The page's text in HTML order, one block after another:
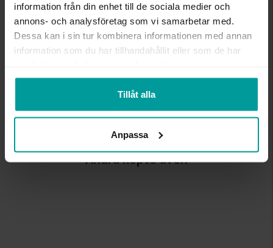
information från din enhet till de sociala medier och
annons- och analysföretag som vi samarbetar med.
Dessa kan i sin tur kombinera informationen med annan
information som du har tillhandahållit eller som de har
Tillåt alla
Anpassa
INFO
BREDD CA (MM)
6
LÄNGD CA (CM)
38+3
Albrekts Guld
Andra köpte även